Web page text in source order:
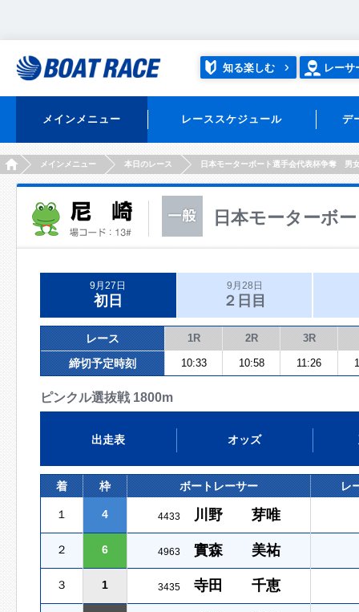
知る楽しむ レーサ
メインメニュー レーススケジュール デ
HOMEメインメニュー 本日のレース 日本モーターボート選手会代表杯争奪 男
日本モーターボ
9月27日
初日
9月28日
２日目
レース 1R 2R 3R
締切予定時刻 10:33 10:58 11:26
ピンクル選抜戦 1800m
出走表 オッズ
着 枠 ボートレーサー レ
１ 4 4433 川野 芽唯
２ 6 4963 實森 美祐
３ 1 3435 寺田 千恵